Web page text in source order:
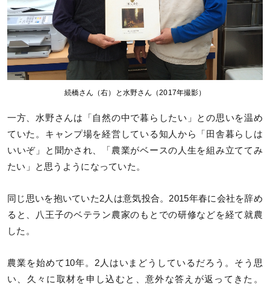
続橋さん（右）と水野さん（2017年撮影）
一方、水野さんは「自然の中で暮らしたい」との思いを温め
ていた。キャンプ場を経営している知人から「田舎暮らしは
いいぞ」と聞かされ、「農業がベースの人生を組み立ててみ
たい」と思うようになっていた。
同じ思いを抱いていた2人は意気投合。2015年春に会社を辞め
ると、八王子のベテラン農家のもとでの研修などを経て就農
した。
農業を始めて10年。2人はいまどうしているだろう。そう思
い、久々に取材を申し込むと、意外な答えが返ってきた。